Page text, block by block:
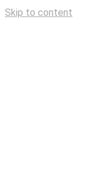
Skip to content